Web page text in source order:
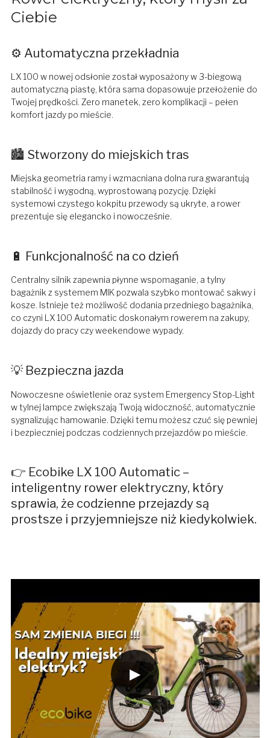
Ciebie
⚙️ Automatyczna przekładnia
LX 100 w nowej odsłonie został wyposażony w 3-biegową
automatyczną piastę, która sama dopasowuje przełożenie do
Twojej prędkości. Zero manetek, zero komplikacji – pełen
komfort jazdy po mieście.
🏙️ Stworzony do miejskich tras
Miejska geometria ramy i wzmacniana dolna rura gwarantują
stabilność i wygodną, wyprostowaną pozycję. Dzięki
systemowi czystego kokpitu przewody są ukryte, a rower
prezentuje się elegancko i nowocześnie.
🔋 Funkcjonalność na co dzień
Centralny silnik zapewnia płynne wspomaganie, a tylny
bagażnik z systemem MIK pozwala szybko montować sakwy i
kosze. Istnieje też możliwość dodania przedniego bagażnika,
co czyni LX 100 Automatic doskonałym rowerem na zakupy,
dojazdy do pracy czy weekendowe wypady.
💡 Bezpieczna jazda
Nowoczesne oświetlenie oraz system Emergency Stop-Light
w tylnej lampce zwiększają Twoją widoczność, automatycznie
sygnalizując hamowanie. Dzięki temu możesz czuć się pewniej
i bezpieczniej podczas codziennych przejazdów po mieście.
👉 Ecobike LX 100 Automatic –
inteligentny rower elektryczny, który
sprawia, że codzienne przejazdy są
prostsze i przyjemniejsze niż kiedykolwiek.